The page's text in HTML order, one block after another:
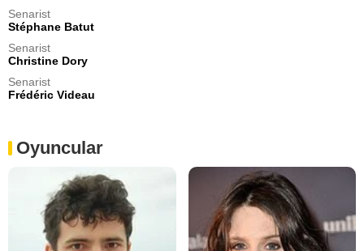
Senarist
Stéphane Batut
Senarist
Christine Dory
Senarist
Frédéric Videau
Oyuncular